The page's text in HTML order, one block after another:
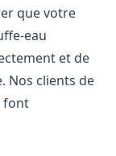
que votre
eau
et de
Nos clients de
font